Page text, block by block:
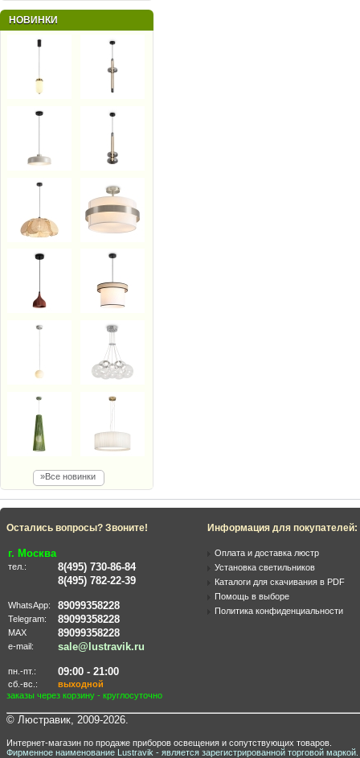
НОВИНКИ
»Все новинки
Остались вопросы? Звоните!
г. Москва
тел.:
8(495) 730-86-84
8(495) 782-22-39
WhatsApp: 89099358228
Telegram: 89099358228
MAX 89099358228
e-mail: sale@lustravik.ru
пн.-пт.: 09:00 - 21:00
сб.-вс.:
выходной
заказы через корзину - круглосуточно
Информация для покупателей:
Оплата и доставка люстр
Установка светильников
Каталоги для скачивания в PDF
Помощь в выборе
Политика конфиденциальности
© Люстравик, 2009-2026.
Интернет-магазин по продаже приборов освещения и сопутствующих товаров.
Фирменное наименование Lustravik - является зарегистрированной торговой